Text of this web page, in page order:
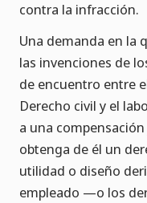
contra la infracción.
Una demanda en la
las invenciones de
de encuentro entre
Derecho civil y el
a una
obtenga de él un
utilidad o diseño
empleado —o los